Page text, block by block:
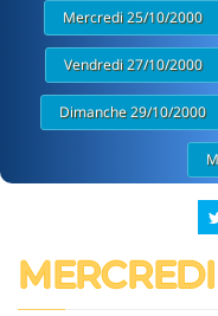
Mercredi 25/10/2000
Vendredi 27/10/2000
Dimanche 29/10/2000